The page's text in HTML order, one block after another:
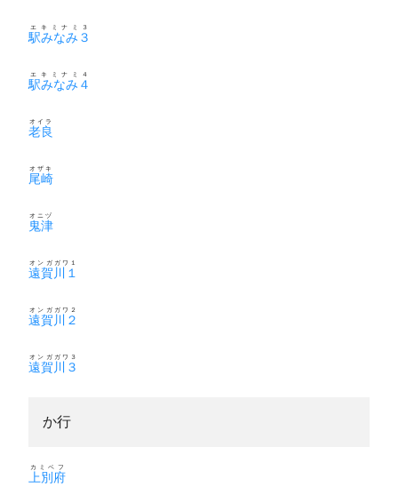
駅みなみ３
エキミナミ３
駅みなみ４
エキミナミ４
老良
オイラ
尾崎
オザキ
鬼津
オニヅ
遠賀川１
オンガガワ１
遠賀川２
オンガガワ２
遠賀川３
オンガガワ３
か行
上別府
カミベフ